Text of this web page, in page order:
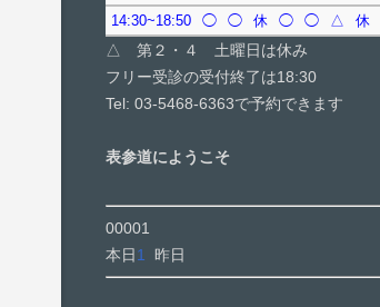
14:30~18:50
◯ ◯ 休 ◯ ◯ △ 休
△ 第２・４ 土曜日は休み
フリー受診の受付終了は18:30
Tel: 03-5468-6363で予約できます
表参道にようこそ
00001
本日1 昨日